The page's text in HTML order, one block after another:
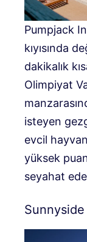
Pumpjack
kıyısında
dakikalık
Olimpiyat
isteyen
evcil
yüksek
seyahat